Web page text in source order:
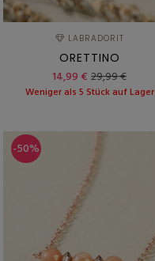
LABRADORIT
ORETTINO
14,99 € 29,99 €
Weniger als 5 Stück auf Lager
-50%